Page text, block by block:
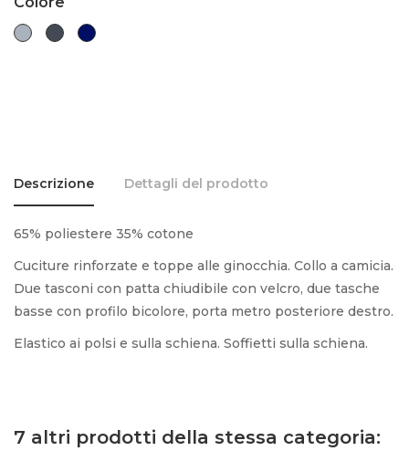
GrigioNeroBlu
Descrizione Dettagli del prodotto
65% poliestere 35% cotone
Cuciture rinforzate e toppe alle ginocchia. Collo a camicia.
Due tasconi con patta chiudibile con velcro, due tasche
basse con profilo bicolore, porta metro posteriore destro.
Elastico ai polsi e sulla schiena. Soffietti sulla schiena.
7 altri prodotti della stessa categoria: